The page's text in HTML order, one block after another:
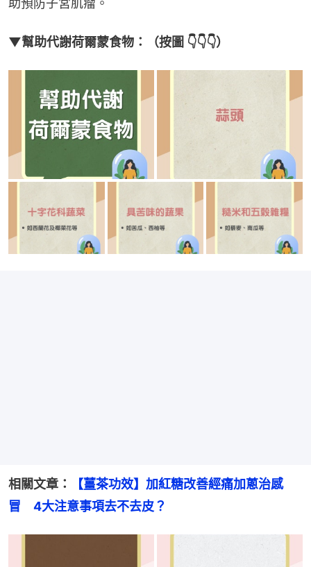
▼幫助代謝荷爾蒙食物：（按圖 👇👇👇）
相關文章：
【薑茶功效】加紅糖改善經痛加蔥治感
冒　4大注意事項去不去皮？